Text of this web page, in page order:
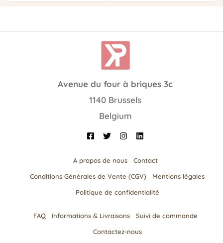
Avenue du four à briques 3c
1140 Brussels
Belgium
A propos de nous
Contact
Conditions Générales de Vente (CGV)
Mentions légales
Politique de confidentialité
FAQ Informations & Livraisons​
Suivi de commande
Contactez-nous